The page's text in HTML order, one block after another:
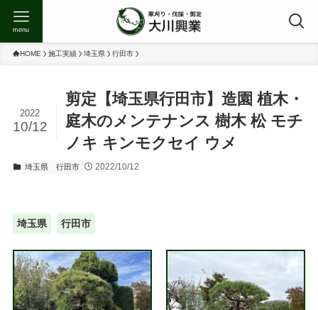
menu
HOME 施工実績 埼玉県 行田市
剪定【埼玉県行田市】造園 植木・
庭木のメンテナンス 樹木 松 モチ
ノキ キンモクセイ ウメ
2022
10/12
埼玉県 行田市 2022/10/12
埼玉県 行田市